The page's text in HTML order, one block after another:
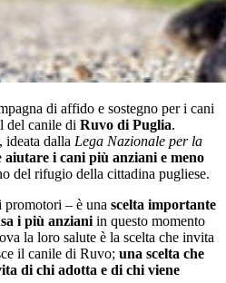
di affido e sostegno per i cani
del canile di Ruvo di Puglia.
ideata dalla Lega Nazionale per la
aiutare i cani più anziani e meno
del rifugio della cittadina pugliese.
promotori – è una scelta importante
i più anziani in questo momento
la loro salute è la scelta che invita
il canile di Ruvo; una scelta che
di chi adotta e di chi viene